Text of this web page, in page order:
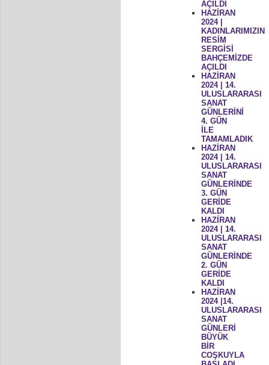
AÇILDI
HAZİRAN
2024 |
KADINLARIMIZIN
RESİM
SERGİSİ
BAHÇEMİZDE
AÇILDI
HAZİRAN
2024 | 14.
ULUSLARARASI
SANAT
GÜNLERİNİ
4. GÜN
İLE
TAMAMLADIK
HAZİRAN
2024 | 14.
ULUSLARARASI
SANAT
GÜNLERİNDE
3. GÜN
GERİDE
KALDI
HAZİRAN
2024 | 14.
ULUSLARARASI
SANAT
GÜNLERİNDE
2. GÜN
GERİDE
KALDI
HAZİRAN
2024 |14.
ULUSLARARASI
SANAT
GÜNLERİ
BÜYÜK
BİR
COŞKUYLA